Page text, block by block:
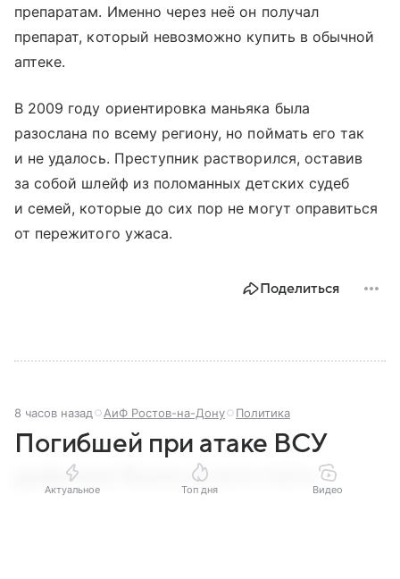
препаратам. Именно через неё он получал
препарат, который невозможно купить в обычной
аптеке.
В 2009 году ориентировка маньяка была
разослана по всему региону, но поймать его так
и не удалось. Преступник растворился, оставив
за собой шлейф из поломанных детских судеб
и семей, которые до сих пор не могут оправиться
от пережитого ужаса.
Поделиться
8 часов назад АиФ Ростов-на-Дону Политика
Погибшей при атаке ВСУ
девочке было всего пять
Актуальное Топ дня Видео